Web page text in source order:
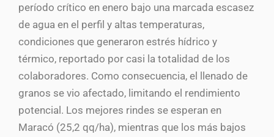
período crítico en enero bajo una marcada escasez
de agua en el perfil y altas temperaturas,
condiciones que generaron estrés hídrico y
térmico, reportado por casi la totalidad de los
colaboradores. Como consecuencia, el llenado de
granos se vio afectado, limitando el rendimiento
potencial. Los mejores rindes se esperan en
Maracó (25,2 qq/ha), mientras que los más bajos